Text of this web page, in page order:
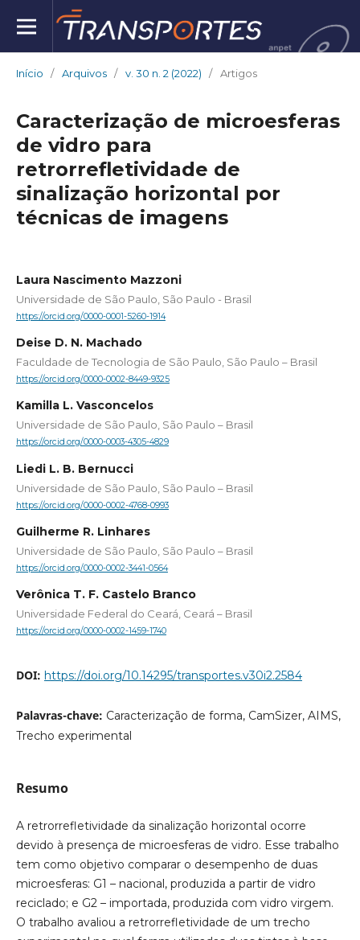
Início / Arquivos / v. 30 n. 2 (2022) / Artigos
Caracterização de microesferas
de vidro para
retrorrefletividade de
sinalização horizontal por
técnicas de imagens
Laura Nascimento Mazzoni
Universidade de São Paulo, São Paulo - Brasil
https://orcid.org/0000-0001-5260-1914
Deise D. N. Machado
Faculdade de Tecnologia de São Paulo, São Paulo – Brasil
https://orcid.org/0000-0002-8449-9325
Kamilla L. Vasconcelos
Universidade de São Paulo, São Paulo – Brasil
https://orcid.org/0000-0003-4305-4829
Liedi L. B. Bernucci
Universidade de São Paulo, São Paulo – Brasil
https://orcid.org/0000-0002-4768-0993
Guilherme R. Linhares
Universidade de São Paulo, São Paulo – Brasil
https://orcid.org/0000-0002-3441-0564
Verônica T. F. Castelo Branco
Universidade Federal do Ceará, Ceará – Brasil
https://orcid.org/0000-0002-1459-1740
DOI: https://doi.org/10.14295/transportes.v30i2.2584
Palavras-chave: Caracterização de forma, CamSizer, AIMS,
Trecho experimental
Resumo
A retrorrefletividade da sinalização horizontal ocorre
devido à presença de microesferas de vidro. Esse trabalho
tem como objetivo comparar o desempenho de duas
microesferas: G1 – nacional, produzida a partir de vidro
reciclado; e G2 – importada, produzida com vidro virgem.
O trabalho avaliou a retrorrefletividade de um trecho